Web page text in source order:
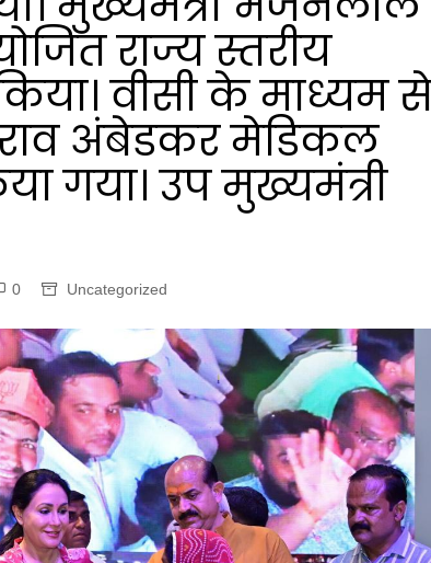
राज्य स्तरीय
वीसी के माध्यम
अंबेडकर मेडिकल
गया। उप मुख्यमंत्री
0 Uncategorized